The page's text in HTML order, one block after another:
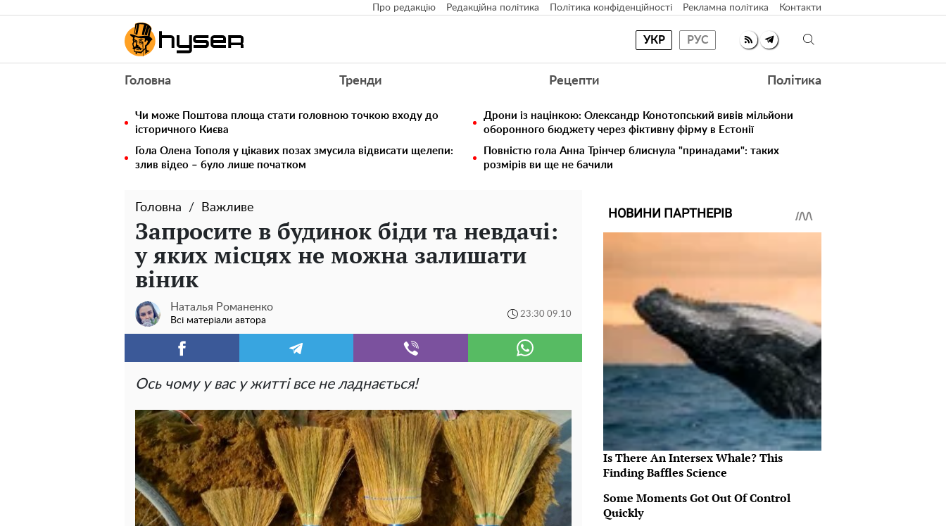
Про редакцію Редакційна політика Політика конфіденційності Рекламна політика Контакти
УКР РУС
Головна Тренди Рецепти Політика
Чи може Поштова площа стати головною точкою входу до
історичного Києва
Дрони із націнкою: Олександр Конотопський вивів мільйони
оборонного бюджету через фіктивну фірму в Естонії
Гола Олена Тополя у цікавих позах змусила відвисати щелепи:
злив відео – було лише початком
Повністю гола Анна Трінчер блиснула "принадами": таких
розмірів ви ще не бачили
Головна Важливе
Запросите в будинок біди та невдачі:
у яких місцях не можна залишати
віник
Наталья Романенко
Всі матеріали автора
23:30 09.10
Ось чому у вас у житті все не ладнається!
НОВИНИ ПАРТНЕРІВ
Is There An Intersex Whale? This
Finding Baffles Science
Some Moments Got Out Of Control
Quickly